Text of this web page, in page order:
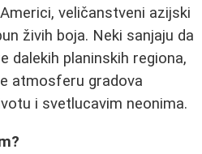
veličanstveni azijski
živih boja. Neki sanjaju da
dalekih planinskih regiona,
atmosferu gradova
i svetlucavim neonima.